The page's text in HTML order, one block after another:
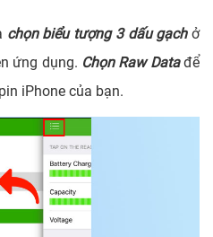
chọn biểu tượng 3 dấu gạchở
ứng dụng. Chọn Raw Datađể
iPhone của bạn.